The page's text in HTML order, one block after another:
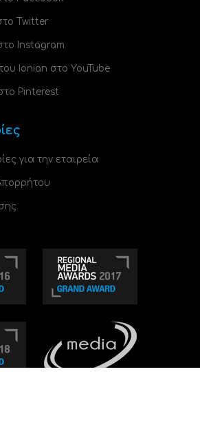
Twitter
Instagram
του Ionian στο YouTube
Pinterest
για την εταιρεία